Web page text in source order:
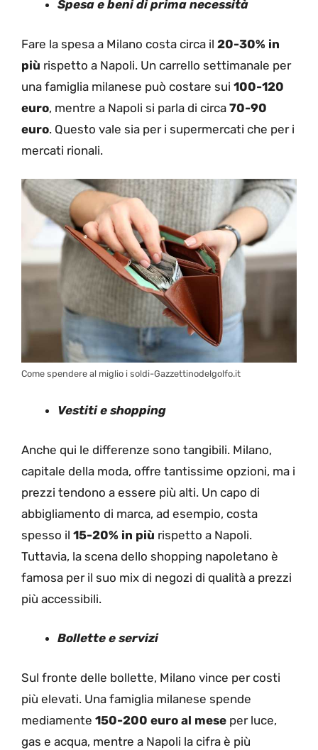
Spesa e beni di prima necessità
Fare la spesa a Milano costa circa il 20-30% in
più rispetto a Napoli. Un carrello settimanale per
una famiglia milanese può costare sui 100-120
euro, mentre a Napoli si parla di circa 70-90
euro. Questo vale sia per i supermercati che per i
mercati rionali.
Come spendere al miglio i soldi-Gazzettinodelgolfo.it
Vestiti e shopping
Anche qui le differenze sono tangibili. Milano,
capitale della moda, offre tantissime opzioni, ma i
prezzi tendono a essere più alti. Un capo di
abbigliamento di marca, ad esempio, costa
spesso il 15-20% in più rispetto a Napoli.
Tuttavia, la scena dello shopping napoletano è
famosa per il suo mix di negozi di qualità a prezzi
più accessibili.
Bollette e servizi
Sul fronte delle bollette, Milano vince per costi
più elevati. Una famiglia milanese spende
mediamente 150-200 euro al mese per luce,
gas e acqua, mentre a Napoli la cifra è più